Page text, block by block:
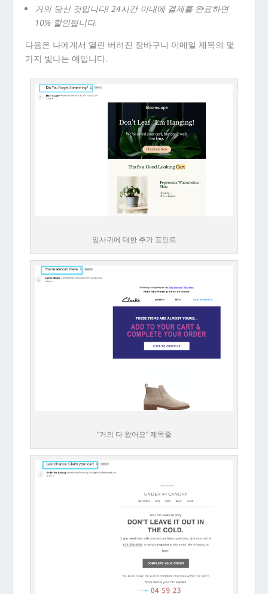
거의 당신 것입니다! 24시간 이내에 결제를 완료하면
10% 할인됩니다.
다음은 나에게서 열린 버려진 장바구니 이메일 제목의 몇
가지 빛나는 예입니다.
잎사귀에 대한 추가 포인트
“거의 다 왔어요” 제목줄